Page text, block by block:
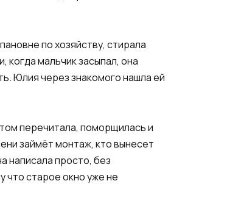
по хозяйству, стирала
когда мальчик засыпал, она
Юлия через знакомого нашла ей
перечитала, поморщилась и
займёт монтаж, кто вынесет
написала просто, без
что старое окно уже не